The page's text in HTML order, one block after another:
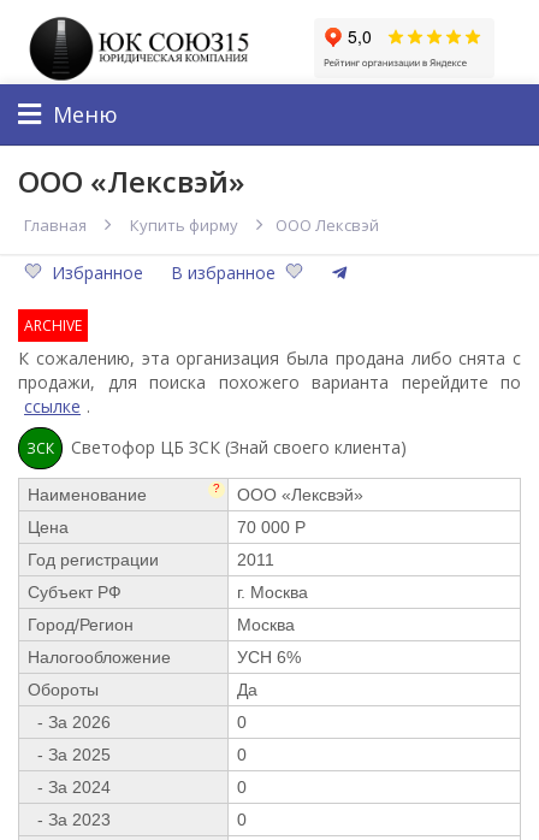
Меню
ООО «Лексвэй»
Главная Купить фирму ООО Лексвэй
Избранное В избранное
ARCHIVE
К сожалению, эта организация была продана либо снята с
продажи, для поиска похожего варианта перейдите по
ссылке .
ЗСК Светофор ЦБ ЗСК (Знай своего клиента)
Наименование ?
ООО «Лексвэй»
Цена
70 000 Р
Год регистрации
2011
Субъект РФ
г. Москва
Город/Регион
Москва
Налогообложение
УСН 6%
Обороты
Да
- За 2026
0
- За 2025
0
- За 2024
0
- За 2023
0